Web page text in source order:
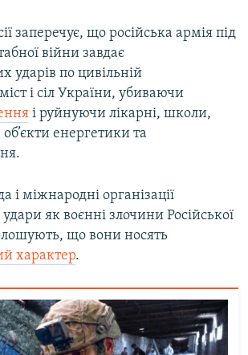
заперечує, що російська армія під
війни завдає
ударів по цивільній
і сіл України, убиваючи
і руйнуючи лікарні, школи,
енергетики та
і міжнародні організації
удари як воєнні злочини Російської
що вони носять
характер.